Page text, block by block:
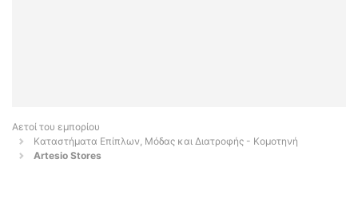
Αετοί του εμπορίου
Καταστήματα Επίπλων, Μόδας και Διατροφής - Κομοτηνή
Artesio Stores